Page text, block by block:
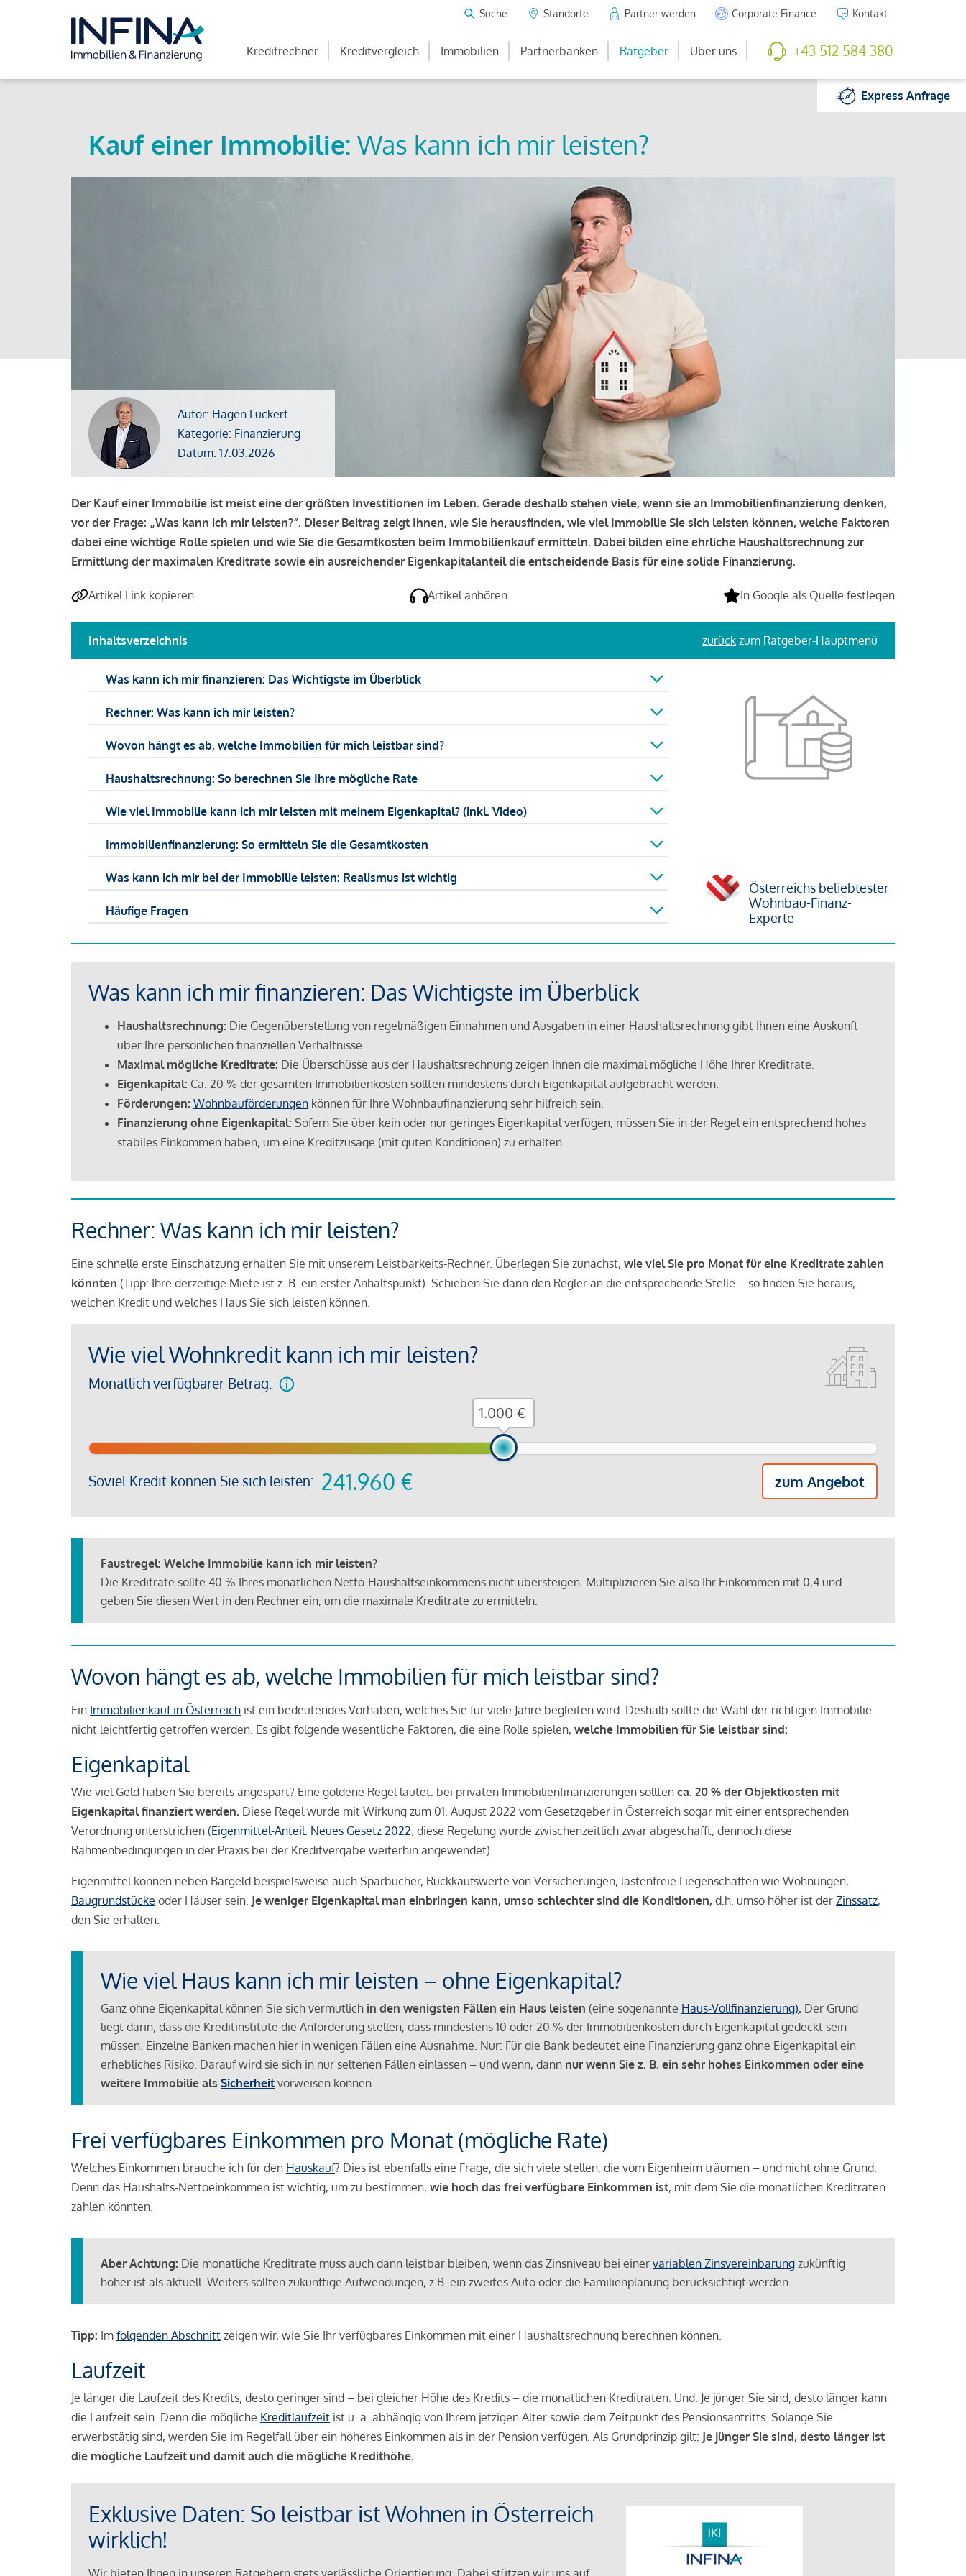
Suche Standorte Partner werden Corporate Finance Kontakt
Kreditrechner Kreditvergleich Immobilien Partnerbanken Ratgeber Über uns +43 512 584 380
ExpressAnfrage
Kauf einer Immobilie: Was kann ich mir leisten?
Autor: Hagen Luckert
Kategorie: Finanzierung
Datum: 17.03.2026
Der Kauf einer Immobilie ist meist eine der größten Investitionen im Leben. Gerade deshalb stehen viele, wenn sie an Immobilienfinanzierung denken,
vor der Frage: „Was kann ich mir leisten?“. Dieser Beitrag zeigt Ihnen, wie Sie herausfinden, wie viel Immobilie Sie sich leisten können, welche Faktoren
dabei eine wichtige Rolle spielen und wie Sie die Gesamtkosten beim Immobilienkauf ermitteln. Dabei bilden eine ehrliche Haushaltsrechnung zur
Ermittlung der maximalen Kreditrate sowie ein ausreichender Eigenkapitalanteil die entscheidende Basis für eine solide Finanzierung.
Artikel Link kopieren Artikel anhören In Google als Quelle festlegen
Inhaltsverzeichnis zurück zum Ratgeber-Hauptmenü
Was kann ich mir finanzieren: Das Wichtigste im Überblick
Rechner: Was kann ich mir leisten?
Wovon hängt es ab, welche Immobilien für mich leistbar sind?
Haushaltsrechnung: So berechnen Sie Ihre mögliche Rate
Wie viel Immobilie kann ich mir leisten mit meinem Eigenkapital? (inkl. Video)
Immobilienfinanzierung: So ermitteln Sie die Gesamtkosten
Was kann ich mir bei der Immobilie leisten: Realismus ist wichtig
Häufige Fragen
Österreichs beliebtester
Wohnbau-Finanz-
Experte
Was kann ich mir finanzieren: Das Wichtigste im Überblick
Haushaltsrechnung: Die Gegenüberstellung von regelmäßigen Einnahmen und Ausgaben in einer Haushaltsrechnung gibt Ihnen eine Auskunft
über Ihre persönlichen finanziellen Verhältnisse.
Maximal mögliche Kreditrate: Die Überschüsse aus der Haushaltsrechnung zeigen Ihnen die maximal mögliche Höhe Ihrer Kreditrate.
Eigenkapital: Ca. 20 % der gesamten Immobilienkosten sollten mindestens durch Eigenkapital aufgebracht werden.
Förderungen: Wohnbauförderungen können für Ihre Wohnbaufinanzierung sehr hilfreich sein.
Finanzierung ohne Eigenkapital: Sofern Sie über kein oder nur geringes Eigenkapital verfügen, müssen Sie in der Regel ein entsprechend hohes
stabiles Einkommen haben, um eine Kreditzusage (mit guten Konditionen) zu erhalten.
Rechner: Was kann ich mir leisten?
Eine schnelle erste Einschätzung erhalten Sie mit unserem Leistbarkeits-Rechner. Überlegen Sie zunächst, wie viel Sie pro Monat für eine Kreditrate zahlen
könnten (Tipp: Ihre derzeitige Miete ist z. B. ein erster Anhaltspunkt). Schieben Sie dann den Regler an die entsprechende Stelle – so finden Sie heraus,
welchen Kredit und welches Haus Sie sich leisten können.
Wie viel Wohnkredit kann ich mir leisten?
Monatlich verfügbarer Betrag:
Soviel Kredit können Sie sich leisten: 241.960 € zum Angebot
€
Faustregel: Welche Immobilie kann ich mir leisten?
Die Kreditrate sollte 40 % Ihres monatlichen Netto-Haushaltseinkommens nicht übersteigen. Multiplizieren Sie also Ihr Einkommen mit 0,4 und
geben Sie diesen Wert in den Rechner ein, um die maximale Kreditrate zu ermitteln.
Wovon hängt es ab, welche Immobilien für mich leistbar sind?
Ein Immobilienkauf in Österreich ist ein bedeutendes Vorhaben, welches Sie für viele Jahre begleiten wird. Deshalb sollte die Wahl der richtigen Immobilie
nicht leichtfertig getroffen werden. Es gibt folgende wesentliche Faktoren, die eine Rolle spielen, welche Immobilien für Sie leistbar sind:
Eigenkapital
Wie viel Geld haben Sie bereits angespart? Eine goldene Regel lautet: bei privaten Immobilienfinanzierungen sollten ca. 20 % der Objektkosten mit
Eigenkapital finanziert werden. Diese Regel wurde mit Wirkung zum 01. August 2022 vom Gesetzgeber in Österreich sogar mit einer entsprechenden
Verordnung unterstrichen (Eigenmittel-Anteil: Neues Gesetz 2022; diese Regelung wurde zwischenzeitlich zwar abgeschafft, dennoch diese
Rahmenbedingungen in der Praxis bei der Kreditvergabe weiterhin angewendet).
Eigenmittel können neben Bargeld beispielsweise auch Sparbücher, Rückkaufswerte von Versicherungen, lastenfreie Liegenschaften wie Wohnungen,
Baugrundstücke oder Häuser sein. Je weniger Eigenkapital man einbringen kann, umso schlechter sind die Konditionen, d.h. umso höher ist der Zinssatz,
den Sie erhalten.
Wie viel Haus kann ich mir leisten – ohne Eigenkapital?
Ganz ohne Eigenkapital können Sie sich vermutlich in den wenigsten Fällen ein Haus leisten (eine sogenannte Haus-Vollfinanzierung). Der Grund
liegt darin, dass die Kreditinstitute die Anforderung stellen, dass mindestens 10 oder 20 % der Immobilienkosten durch Eigenkapital gedeckt sein
müssen. Einzelne Banken machen hier in wenigen Fällen eine Ausnahme. Nur: Für die Bank bedeutet eine Finanzierung ganz ohne Eigenkapital ein
erhebliches Risiko. Darauf wird sie sich in nur seltenen Fällen einlassen – und wenn, dann nur wenn Sie z. B. ein sehr hohes Einkommen oder eine
weitere Immobilie als Sicherheit vorweisen können.
Frei verfügbares Einkommen pro Monat (mögliche Rate)
Welches Einkommen brauche ich für den Hauskauf? Dies ist ebenfalls eine Frage, die sich viele stellen, die vom Eigenheim träumen – und nicht ohne Grund.
Denn das Haushalts-Nettoeinkommen ist wichtig, um zu bestimmen, wie hoch das frei verfügbare Einkommen ist, mit dem Sie die monatlichen Kreditraten
zahlen könnten.
Aber Achtung: Die monatliche Kreditrate muss auch dann leistbar bleiben, wenn das Zinsniveau bei einer variablen Zinsvereinbarung zukünftig
höher ist als aktuell. Weiters sollten zukünftige Aufwendungen, z.B. ein zweites Auto oder die Familienplanung berücksichtigt werden.
Tipp: Im folgenden Abschnitt zeigen wir, wie Sie Ihr verfügbares Einkommen mit einer Haushaltsrechnung berechnen können.
Laufzeit
Je länger die Laufzeit des Kredits, desto geringer sind – bei gleicher Höhe des Kredits – die monatlichen Kreditraten. Und: Je jünger Sie sind, desto länger kann
die Laufzeit sein. Denn die mögliche Kreditlaufzeit ist u. a. abhängig von Ihrem jetzigen Alter sowie dem Zeitpunkt des Pensionsantritts. Solange Sie
erwerbstätig sind, werden Sie im Regelfall über ein höheres Einkommen als in der Pension verfügen. Als Grundprinzip gilt: Je jünger Sie sind, desto länger ist
die mögliche Laufzeit und damit auch die mögliche Kredithöhe.
Exklusive Daten: So leistbar ist Wohnen in Österreich
wirklich!